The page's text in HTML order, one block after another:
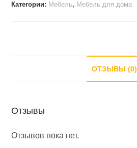
MIRUM
белый/
Категории: Мебель, Мебель для дома
ОТЗЫВЫ (0)
Отзывы
Отзывов пока нет.